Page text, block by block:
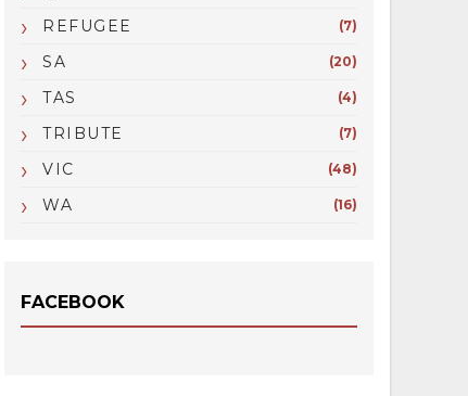
REFUGEE (7)
SA (20)
TAS (4)
TRIBUTE (7)
VIC (48)
WA (16)
FACEBOOK